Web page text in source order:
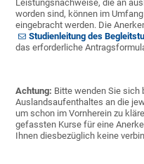
Leistungsnachweise, die an
worden sind, können im Umfang
eingebracht werden. Die
Studienleitung des
das erforderliche
Achtung: Bitte wenden Sie sich
Auslandsaufenthaltes an die
um schon im Vornherein zu
gefassten Kurse für eine
Ihnen diesbezüglich keine